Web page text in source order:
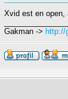
Xvid est en open,
Gakman -> http://